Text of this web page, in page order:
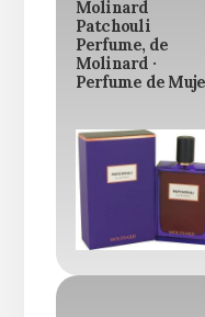
Molinard
Patchouli
Perfume, de
Molinard ·
Perfume de